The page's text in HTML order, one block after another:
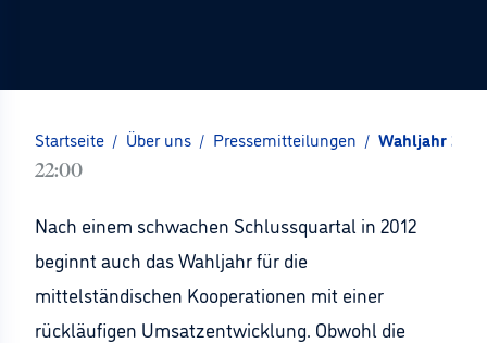
Startseite / Über uns / Pressemitteilungen / Wahljahr
22:00
Nach einem schwachen Schlussquartal in 2012
beginnt auch das Wahljahr für die
mittelständischen Kooperationen mit einer
rückläufigen Umsatzentwicklung. Obwohl die